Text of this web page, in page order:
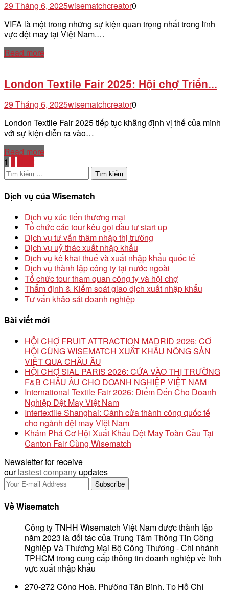
29 Tháng 6, 2025wisematchcreator0
VIFA là một trong những sự kiện quan trọng nhất trong lĩnh
vực dệt may tại Việt Nam.…
Read more
London Textile Fair 2025: Hội chợ Triển...
29 Tháng 6, 2025wisematchcreator0
London Textile Fair 2025 tiếp tục khẳng định vị thế của mình
với sự kiện diễn ra vào…
Read more
1
Tìm
kiếm
cho:
Dịch vụ của Wisematch
Dịch vụ xúc tiến thương mại
Tổ chức các tour kêu gọi đầu tư start up
Dịch vụ tư vấn thâm nhập thị trường
Dịch vụ uỷ thác xuất nhập khẩu
Dịch vụ kê khai thuế và xuất nhập khẩu quốc tế
Dịch vụ thành lập công ty tại nước ngoài
Tổ chức tour tham quan công ty và hội chợ
Thẩm định & Kiểm soát giao dịch xuất nhập khẩu
Tư vấn khảo sát doanh nghiệp
Bài viết mới
HỘI CHỢ FRUIT ATTRACTION MADRID 2026: CƠ
HỘI CÙNG WISEMATCH XUẤT KHẨU NÔNG SẢN
VIỆT QUA CHÂU ÂU
HỘI CHỢ SIAL PARIS 2026: CỬA VÀO THỊ TRƯỜNG
F&B CHÂU ÂU CHO DOANH NGHIỆP VIỆT NAM
International Textile Fair 2026: Điểm Đến Cho Doanh
Nghiệp Dệt May Việt Nam
Intertextile Shanghai: Cánh cửa thành công quốc tế
cho ngành dệt may Việt Nam
Khám Phá Cơ Hội Xuất Khẩu Dệt May Toàn Cầu Tại
Canton Fair Cùng Wisematch
Newsletter for receive
ourlastest company updates
Về Wisematch
Công ty TNHH Wisematch Việt Nam được thành lập
năm 2023 là đối tác của Trung Tâm Thông Tin Công
Nghiệp Và Thương Mại Bộ Công Thương - Chi nhánh
TPHCM trong cung cấp thông tin doanh nghiệp về lĩnh
vực xuất nhập khẩu
270-272 Cộng Hoà, Phường Tân Bình, Tp Hồ Chí